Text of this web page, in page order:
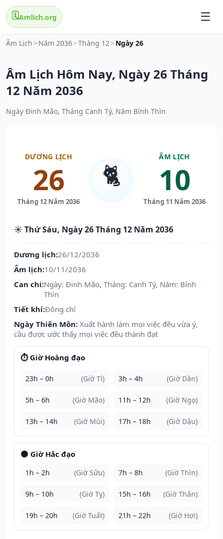
🗓️Amlich.org
Âm Lịch > Năm 2036>Tháng 12> Ngày 26
Âm Lịch Hôm Nay, Ngày 26 Tháng
12 Năm 2036
Ngày Đinh Mão, Tháng Canh Tý, Năm Bính Thìn
DƯƠNG LỊCH
26
Tháng 12 Năm 2036
🐈
ÂM LỊCH
10
Tháng 11 Năm 2036
☀️ Thứ Sáu, Ngày 26 Tháng 12 Năm 2036
Dương lịch:26/12/2036
Âm lịch:10/11/2036
Can chi:Ngày: Đinh Mão, Tháng: Canh Tý, Năm: Bính
Thìn
Tiết khí:Đông chí
Ngày Thiên Môn: Xuất hành làm mọi việc đều vừa ý,
cầu được ước thấy mọi việc đều thành đạt
⏱️ Giờ Hoàng đạo
23h – 0h (Giờ Tí) 3h – 4h (Giờ Dần)
5h – 6h (Giờ Mão) 11h – 12h (Giờ Ngọ)
13h – 14h (Giờ Mùi) 17h – 18h (Giờ Dậu)
🌑 Giờ Hắc đạo
1h – 2h (Giờ Sửu) 7h – 8h (Giờ Thìn)
9h – 10h (Giờ Tỵ) 15h – 16h (Giờ Thân)
19h – 20h (Giờ Tuất) 21h – 22h (Giờ Hợi)